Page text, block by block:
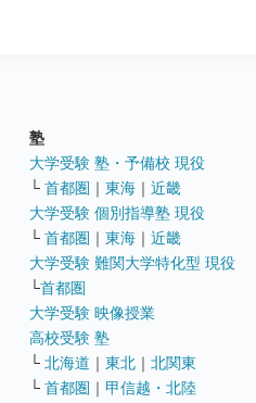
塾
大学受験 塾・予備校 現役
└ 首都圏 ｜ 東海 ｜ 近畿
大学受験 個別指導塾 現役
└ 首都圏 ｜ 東海 ｜ 近畿
大学受験 難関大学特化型 現役
└首都圏
大学受験 映像授業
高校受験 塾
└ 北海道 ｜ 東北 ｜ 北関東
└ 首都圏 ｜ 甲信越・北陸